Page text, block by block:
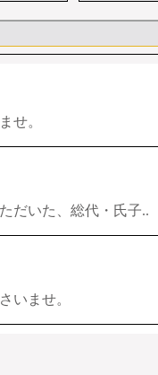
せ。
だいた、総代・氏子..
いませ。